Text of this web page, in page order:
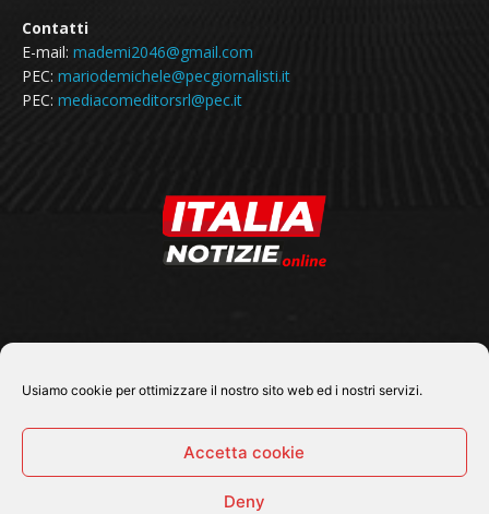
Usiamo cookie per ottimizzare il nostro sito web ed i nostri servizi.
Accetta cookie
Deny
Contatti
E-mail: mademi2046@gmail.com
PEC: mariodemichele@pecgiornalisti.it
PEC: mediacomeditorsrl@pec.it
SEGUICI SU